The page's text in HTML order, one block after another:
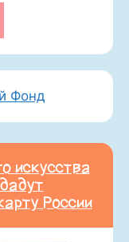
искусства
России